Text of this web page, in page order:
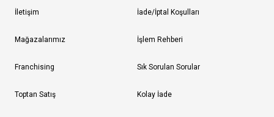
İletişim
Mağazalarımız
Franchising
Toptan Satış
İade/İptal Koşulları
İşlem Rehberi
Sık Sorulan Sorular
Kolay İade